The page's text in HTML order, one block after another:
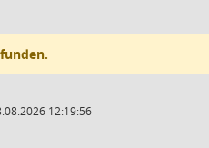
12:19:56